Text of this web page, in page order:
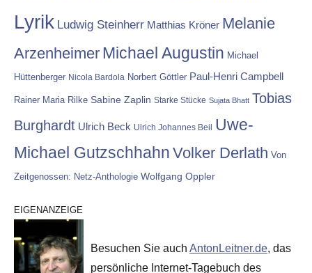
Lyrik Ludwig Steinherr Matthias Kröner Melanie
Arzenheimer Michael Augustin Michael
Hüttenberger Nicola Bardola Norbert Göttler Paul-Henri Campbell
Rainer Maria Rilke Sabine Zaplin Starke Stücke Sujata Bhatt Tobias
Burghardt Ulrich Beck Ulrich Johannes Beil Uwe-
Michael Gutzschhahn Volker Derlath Von
Zeitgenossen: Netz-Anthologie Wolfgang Oppler
EIGENANZEIGE
Besuchen Sie auch AntonLeitner.de, das
persönliche Internet-Tagebuch des